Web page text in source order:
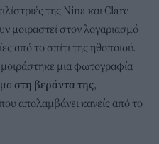
της Nina και Clare
μοιραστεί στον λογαριασμό
από το σπίτι της ηθοποιού.
μια φωτογραφία
στη βεράντα της,
απολαμβάνει κανείς από το